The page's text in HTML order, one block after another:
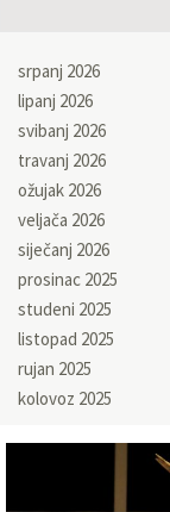
srpanj 2026
lipanj 2026
svibanj 2026
travanj 2026
ožujak 2026
veljača 2026
siječanj 2026
prosinac 2025
studeni 2025
listopad 2025
rujan 2025
kolovoz 2025